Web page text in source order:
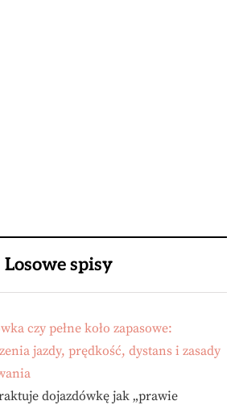
Losowe spisy
czy pełne koło zapasowe:
jazdy, prędkość, dystans i zasady
dojazdówkę jak „prawie